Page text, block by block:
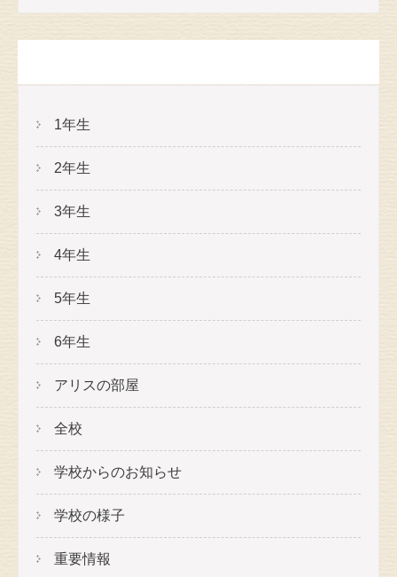
1年生
2年生
3年生
4年生
5年生
6年生
アリスの部屋
全校
学校からのお知らせ
学校の様子
重要情報